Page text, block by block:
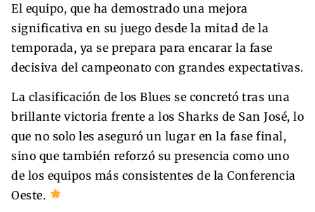
El equipo, que ha demostrado una mejora
significativa en su juego desde la mitad de la
temporada, ya se prepara para encarar la fase
decisiva del campeonato con grandes expectativas.
La clasificación de los Blues se concretó tras una
brillante victoria frente a los Sharks de San José, lo
que no solo les aseguró un lugar en la fase final,
sino que también reforzó su presencia como uno
de los equipos más consistentes de la Conferencia
Oeste.